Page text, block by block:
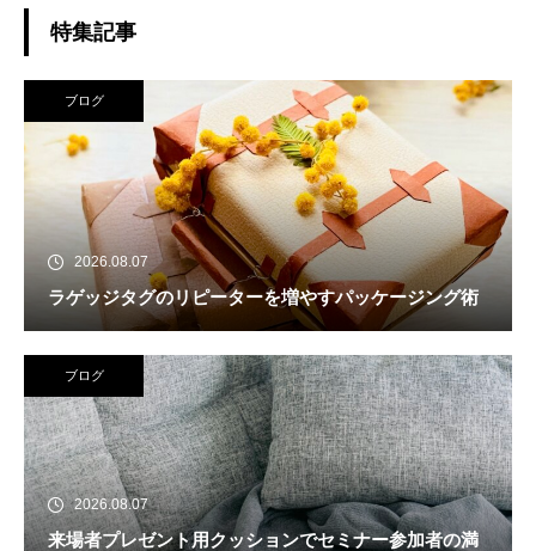
特集記事
ブログ
2026.08.07
ラゲッジタグのリピーターを増やすパッケージング術
ブログ
2026.08.07
来場者プレゼント用クッションでセミナー参加者の満